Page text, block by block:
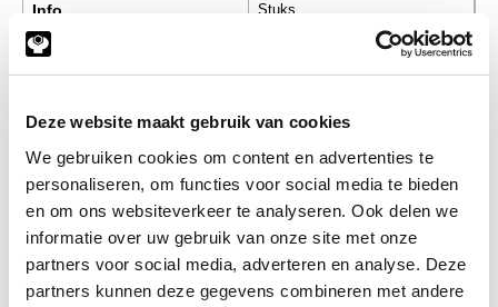
Deze website maakt gebruik van cookies
We gebruiken cookies om content en advertenties te
personaliseren, om functies voor social media te bieden
en om ons websiteverkeer te analyseren. Ook delen we
informatie over uw gebruik van onze site met onze
partners voor social media, adverteren en analyse. Deze
partners kunnen deze gegevens combineren met andere
Info Stuks
SKF1450
Hoekcontactlager SKF 3307 A
2RS1 TN9 MT3
Info Stuks